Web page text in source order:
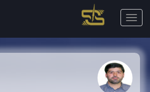
Toggle
navigation